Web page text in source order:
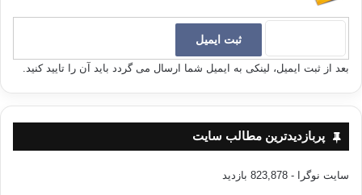
بعد از ثبت ایمیل، لینکی به ایمیل شما ارسال می گردد باید آن را تایید کنید.
پربازدیدترین مطالب سایت
سایت نوگرا - 823,878 بازدید